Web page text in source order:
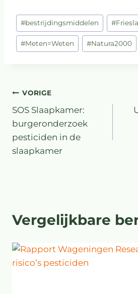
#bestrijdingsmiddelen #
#Meten=Weten #Natura2000
VORIGE
SOS Slaapkamer:
burgeronderzoek
pesticiden in de
slaapkamer
Vergelijkbare